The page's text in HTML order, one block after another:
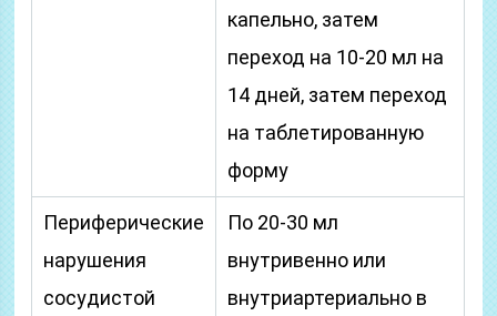
капельно, затем
переход на 10-20 мл на
14 дней, затем переход
на таблетированную
форму
Периферические
нарушения
сосудистой
По 20-30 мл
внутривенно или
внутриартериально в